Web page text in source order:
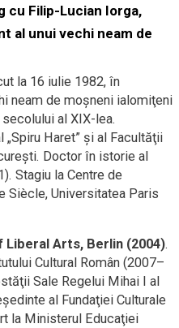
cu Filip-Lucian Iorga,
al unui vechi neam de
la 16 iulie 1982, în
neam de moşneni ialomiţeni
al XIX-lea.
Haret” şi al Facultăţii
Doctor în istorie al
Stagiu la Centre de
Siècle, Universitatea Paris
Liberal Arts, Berlin (2004).
Cultural Român (2007–
Sale Regelui Mihai I al
al Fundaţiei Culturale
la Ministerul Educaţiei